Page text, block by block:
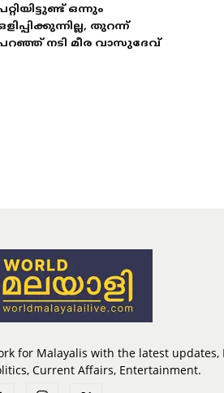
ഒന്നും
തുറന്ന്
നടി മീര വാസുദേവ്
for Malayalis with the latest updates,
Current Affairs, Entertainment.